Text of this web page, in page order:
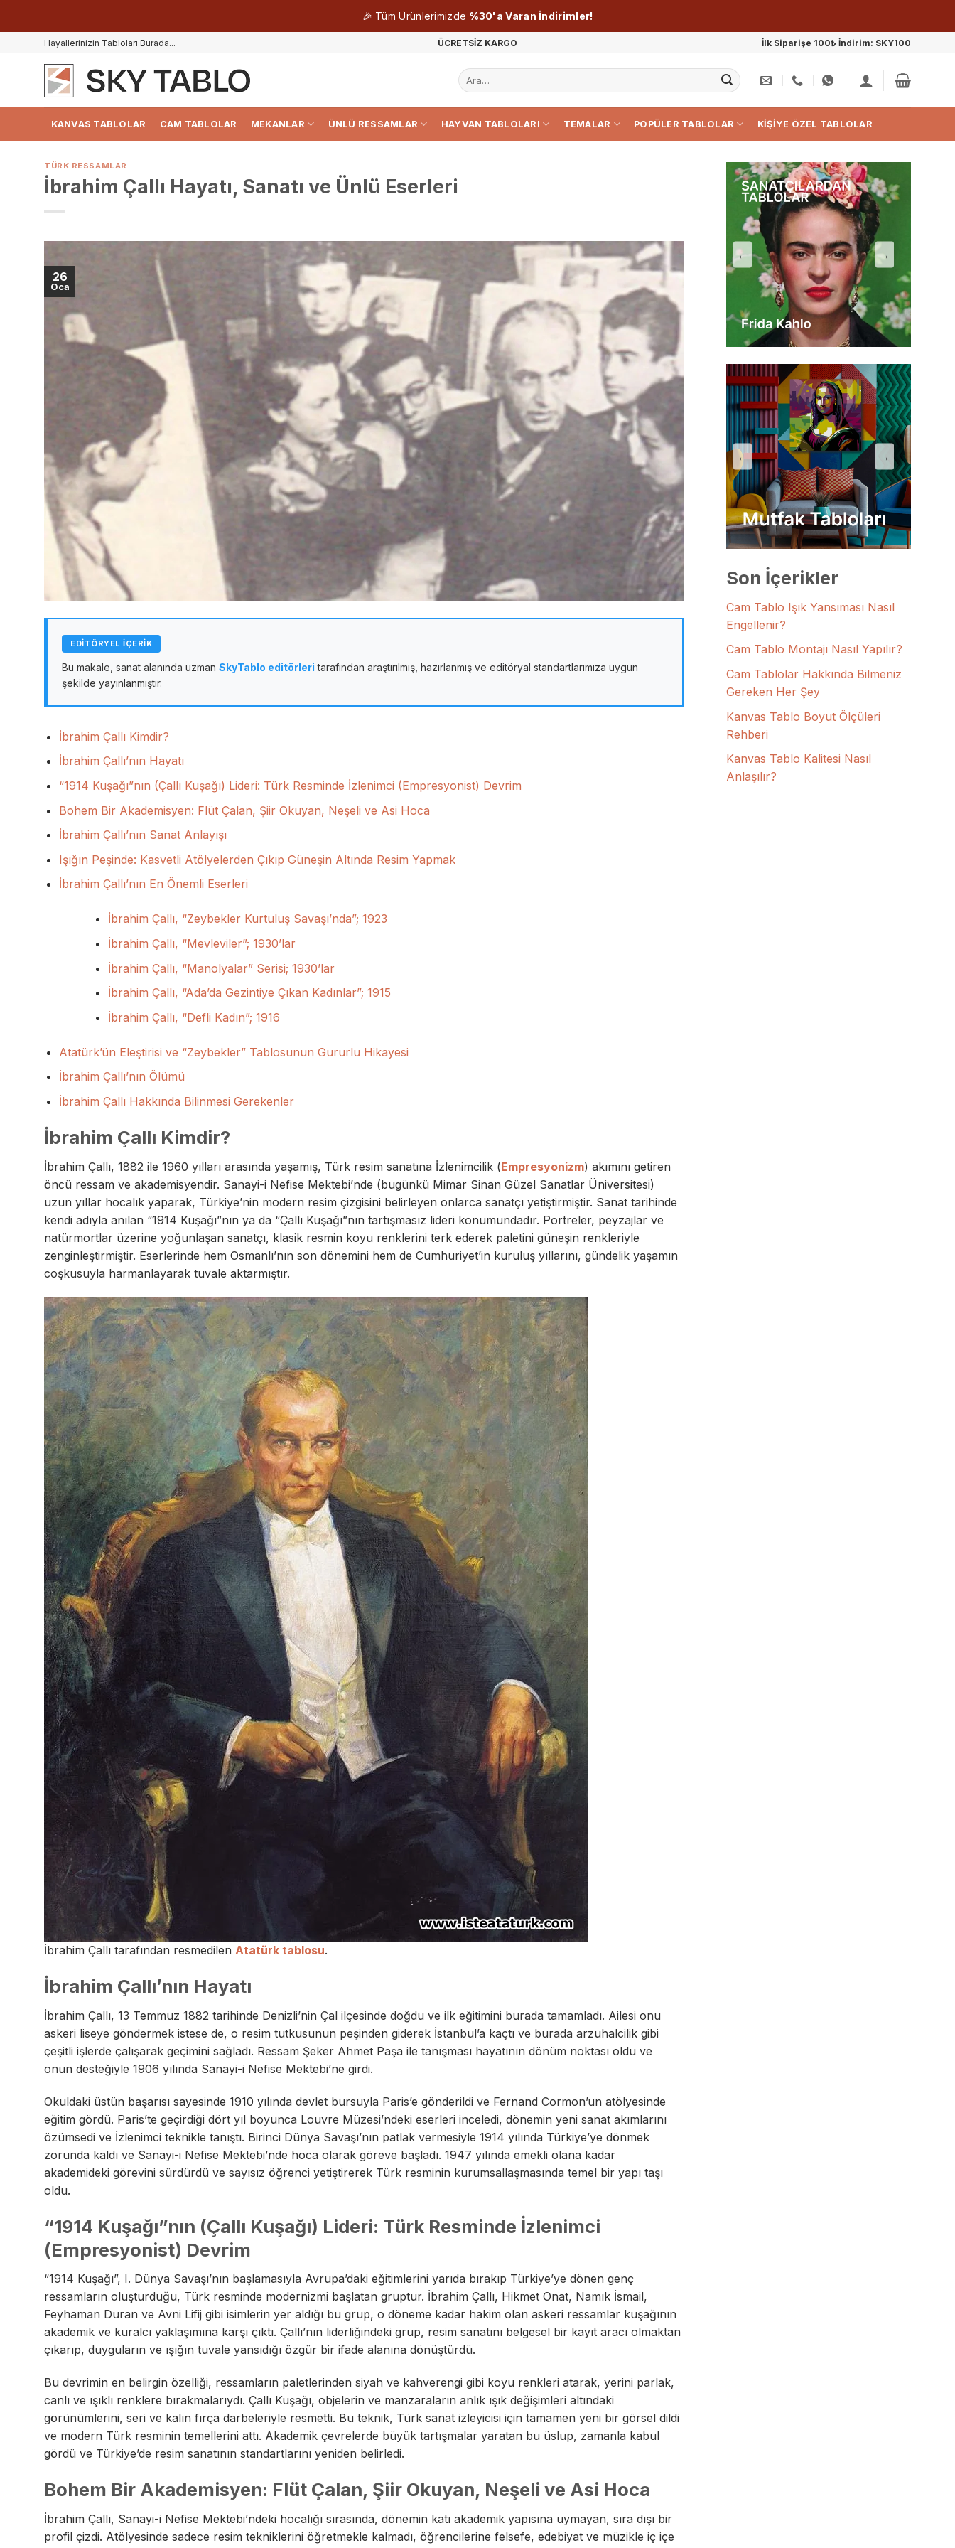
🎉 Tüm Ürünlerimizde %30'a Varan İndirimler!
Hayallerinizin Tabloları Burada... ÜCRETSİZ KARGO İlk Siparişe 100₺ İndirim: SKY100
Ara:
KANVAS TABLOLAR CAM TABLOLAR MEKANLAR ÜNLÜ RESSAMLAR HAYVAN TABLOLARI TEMALAR POPÜLER TABLOLAR KIŞIYE ÖZEL TABLOLAR
TÜRK RESSAMLAR
İbrahim Çallı Hayatı, Sanatı ve Ünlü Eserleri
26
Oca
EDİTÖRYEL İÇERİK
Bu makale, sanat alanında uzman SkyTablo editörleri tarafından araştırılmış, hazırlanmış ve editöryal standartlarımıza uygun
şekilde yayınlanmıştır.
İbrahim Çallı Kimdir?
İbrahim Çallı’nın Hayatı
“1914 Kuşağı”nın (Çallı Kuşağı) Lideri: Türk Resminde İzlenimci (Empresyonist) Devrim
Bohem Bir Akademisyen: Flüt Çalan, Şiir Okuyan, Neşeli ve Asi Hoca
İbrahim Çallı’nın Sanat Anlayışı
Işığın Peşinde: Kasvetli Atölyelerden Çıkıp Güneşin Altında Resim Yapmak
İbrahim Çallı’nın En Önemli Eserleri
İbrahim Çallı, “Zeybekler Kurtuluş Savaşı’nda”; 1923
İbrahim Çallı, “Mevleviler”; 1930’lar
İbrahim Çallı, “Manolyalar” Serisi; 1930’lar
İbrahim Çallı, “Ada’da Gezintiye Çıkan Kadınlar”; 1915
İbrahim Çallı, “Defli Kadın”; 1916
Atatürk’ün Eleştirisi ve “Zeybekler” Tablosunun Gururlu Hikayesi
İbrahim Çallı’nın Ölümü
İbrahim Çallı Hakkında Bilinmesi Gerekenler
İbrahim Çallı Kimdir?
İbrahim Çallı, 1882 ile 1960 yılları arasında yaşamış, Türk resim sanatına İzlenimcilik (Empresyonizm) akımını getiren
öncü ressam ve akademisyendir. Sanayi-i Nefise Mektebi’nde (bugünkü Mimar Sinan Güzel Sanatlar Üniversitesi)
uzun yıllar hocalık yaparak, Türkiye’nin modern resim çizgisini belirleyen onlarca sanatçı yetiştirmiştir. Sanat tarihinde
kendi adıyla anılan “1914 Kuşağı”nın ya da “Çallı Kuşağı”nın tartışmasız lideri konumundadır. Portreler, peyzajlar ve
natürmortlar üzerine yoğunlaşan sanatçı, klasik resmin koyu renklerini terk ederek paletini güneşin renkleriyle
zenginleştirmiştir. Eserlerinde hem Osmanlı’nın son dönemini hem de Cumhuriyet’in kuruluş yıllarını, gündelik yaşamın
coşkusuyla harmanlayarak tuvale aktarmıştır.
İbrahim Çallı tarafından resmedilen Atatürk tablosu.
İbrahim Çallı’nın Hayatı
İbrahim Çallı, 13 Temmuz 1882 tarihinde Denizli’nin Çal ilçesinde doğdu ve ilk eğitimini burada tamamladı. Ailesi onu
askeri liseye göndermek istese de, o resim tutkusunun peşinden giderek İstanbul’a kaçtı ve burada arzuhalcilik gibi
çeşitli işlerde çalışarak geçimini sağladı. Ressam Şeker Ahmet Paşa ile tanışması hayatının dönüm noktası oldu ve
onun desteğiyle 1906 yılında Sanayi-i Nefise Mektebi’ne girdi.
Okuldaki üstün başarısı sayesinde 1910 yılında devlet bursuyla Paris’e gönderildi ve Fernand Cormon’un atölyesinde
eğitim gördü. Paris’te geçirdiği dört yıl boyunca Louvre Müzesi’ndeki eserleri inceledi, dönemin yeni sanat akımlarını
özümsedi ve İzlenimci teknikle tanıştı. Birinci Dünya Savaşı’nın patlak vermesiyle 1914 yılında Türkiye’ye dönmek
zorunda kaldı ve Sanayi-i Nefise Mektebi’nde hoca olarak göreve başladı. 1947 yılında emekli olana kadar
akademideki görevini sürdürdü ve sayısız öğrenci yetiştirerek Türk resminin kurumsallaşmasında temel bir yapı taşı
oldu.
“1914 Kuşağı”nın (Çallı Kuşağı) Lideri: Türk Resminde İzlenimci
(Empresyonist) Devrim
“1914 Kuşağı”, I. Dünya Savaşı’nın başlamasıyla Avrupa’daki eğitimlerini yarıda bırakıp Türkiye’ye dönen genç
ressamların oluşturduğu, Türk resminde modernizmi başlatan gruptur. İbrahim Çallı, Hikmet Onat, Namık İsmail,
Feyhaman Duran ve Avni Lifij gibi isimlerin yer aldığı bu grup, o döneme kadar hakim olan askeri ressamlar kuşağının
akademik ve kuralcı yaklaşımına karşı çıktı. Çallı’nın liderliğindeki grup, resim sanatını belgesel bir kayıt aracı olmaktan
çıkarıp, duyguların ve ışığın tuvale yansıdığı özgür bir ifade alanına dönüştürdü.
Bu devrimin en belirgin özelliği, ressamların paletlerinden siyah ve kahverengi gibi koyu renkleri atarak, yerini parlak,
canlı ve ışıklı renklere bırakmalarıydı. Çallı Kuşağı, objelerin ve manzaraların anlık ışık değişimleri altındaki
görünümlerini, seri ve kalın fırça darbeleriyle resmetti. Bu teknik, Türk sanat izleyicisi için tamamen yeni bir görsel dildi
ve modern Türk resminin temellerini attı. Akademik çevrelerde büyük tartışmalar yaratan bu üslup, zamanla kabul
gördü ve Türkiye’de resim sanatının standartlarını yeniden belirledi.
Bohem Bir Akademisyen: Flüt Çalan, Şiir Okuyan, Neşeli ve Asi Hoca
İbrahim Çallı, Sanayi-i Nefise Mektebi’ndeki hocalığı sırasında, dönemin katı akademik yapısına uymayan, sıra dışı bir
profil çizdi. Atölyesinde sadece resim tekniklerini öğretmekle kalmadı, öğrencilerine felsefe, edebiyat ve müzikle iç içe
← →
← →
Son İçerikler
Cam Tablo Işık Yansıması Nasıl
Engellenir?
Cam Tablo Montajı Nasıl Yapılır?
Cam Tablolar Hakkında Bilmeniz
Gereken Her Şey
Kanvas Tablo Boyut Ölçüleri
Rehberi
Kanvas Tablo Kalitesi Nasıl
Anlaşılır?